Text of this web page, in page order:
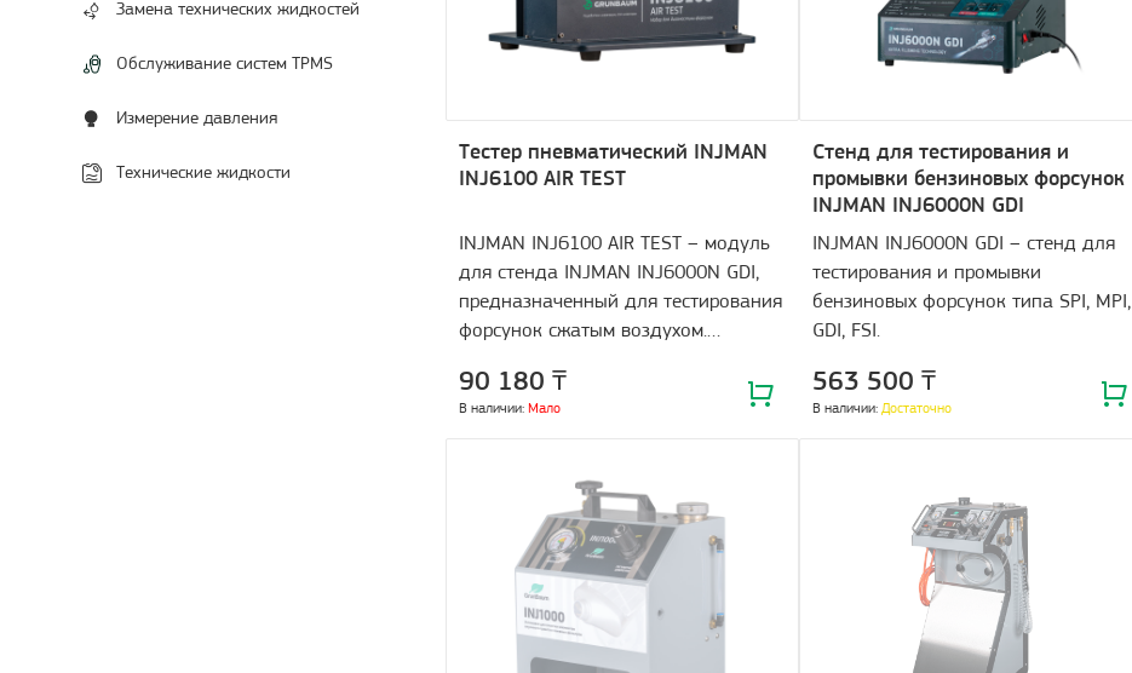
Замена технических жидкостей
Обслуживание систем TPMS
Измерение давления
Технические жидкости
Тестер пневматический INJMAN
INJ6100 AIR TEST
INJMAN INJ6100 AIR TEST – модуль
для стенда INJMAN INJ6000N GDI,
предназначенный для тестирования
форсунок сжатым воздухом.
MPI, GDI, FSI.
90 180 ₸
В наличии: Мало
Стенд для тестирования и
промывки бензиновых форсунок
INJMAN INJ6000N GDI
INJMAN INJ6000N GDI – cтенд для
тестирования и промывки
бензиновых форсунок типа SPI, MPI,
GDI, FSI.
563 500 ₸
В наличии: Достаточно